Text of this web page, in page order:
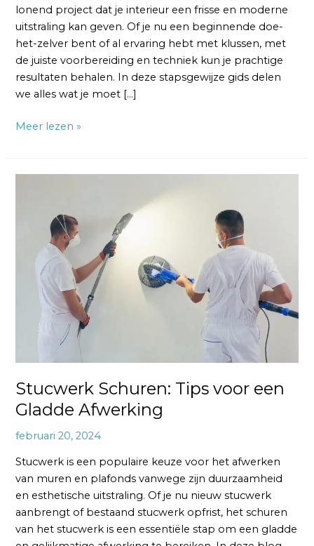
lonend project dat je interieur een frisse en moderne
uitstraling kan geven. Of je nu een beginnende doe-
het-zelver bent of al ervaring hebt met klussen, met
de juiste voorbereiding en techniek kun je prachtige
resultaten behalen. In deze stapsgewijze gids delen
we alles wat je moet […]
Meer lezen »
Stucwerk Schuren: Tips voor een
Gladde Afwerking
februari 20, 2024
Stucwerk is een populaire keuze voor het afwerken
van muren en plafonds vanwege zijn duurzaamheid
en esthetische uitstraling. Of je nu nieuw stucwerk
aanbrengt of bestaand stucwerk opfrist, het schuren
van het stucwerk is een essentiële stap om een gladde
Gladde
Afwerking